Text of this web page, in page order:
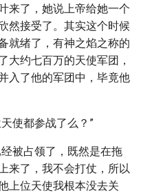
来了，她说上帝给她一个
然接受了。其实这个时候
就绪了，有神之焰之称的
大约七百万的天使军团，
入了他的军团中，毕竟他
使都参战了么？”
被占领了，既然是在拖
来了，我不会打仗，所以
上位天使我根本没去关